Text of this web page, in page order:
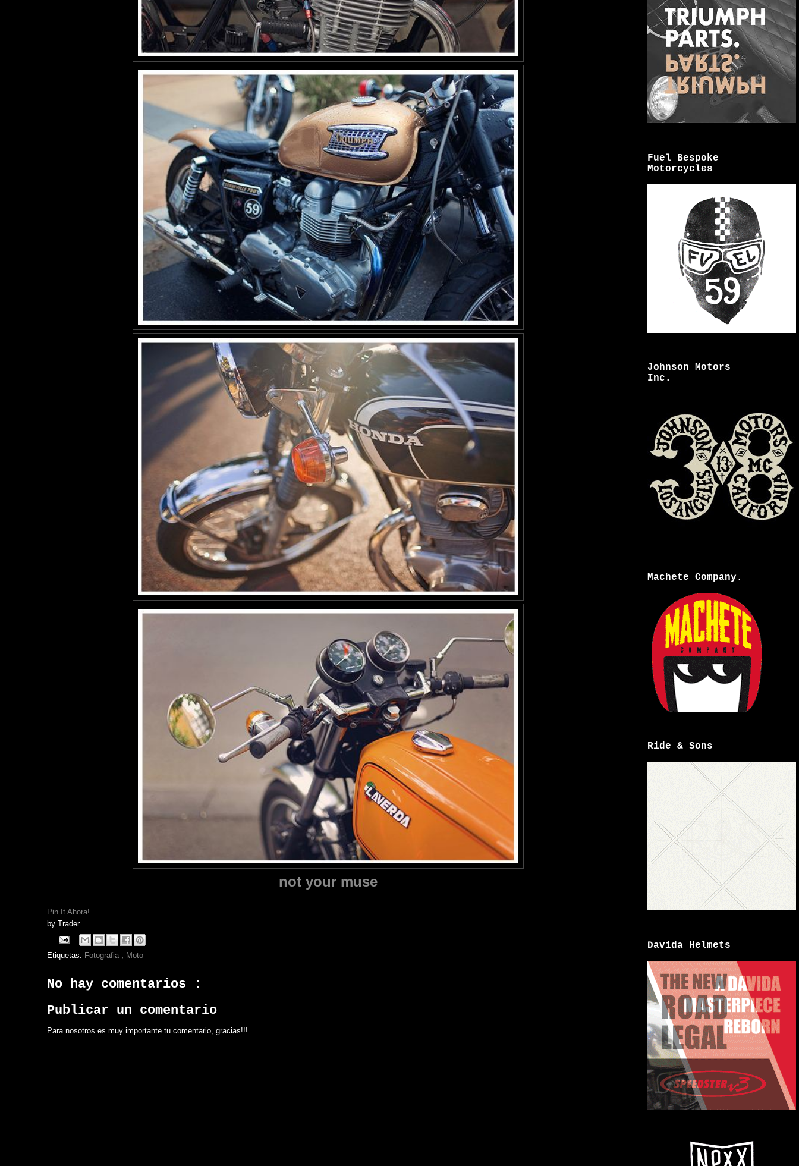
not your muse
Pin It Ahora!
by Trader
Etiquetas: Fotografia Moto
No hay comentarios :
Publicar un comentario
Para nosotros es muy importante tu comentario, gracias!!!
Fuel Bespoke
Motorcycles
Johnson Motors
Inc.
Machete Company.
Ride & Sons
Davida Helmets